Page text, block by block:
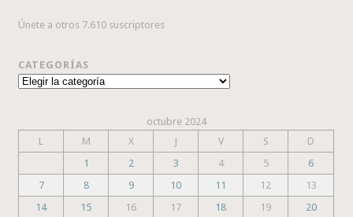
Únete a otros 7.610 suscriptores
CATEGORÍAS
Categorías
octubre 2024
L
M X J V S
D
1
2 3 4 5
6
7
8 9 10 11 12
13
14
15 16 17 18 19
20